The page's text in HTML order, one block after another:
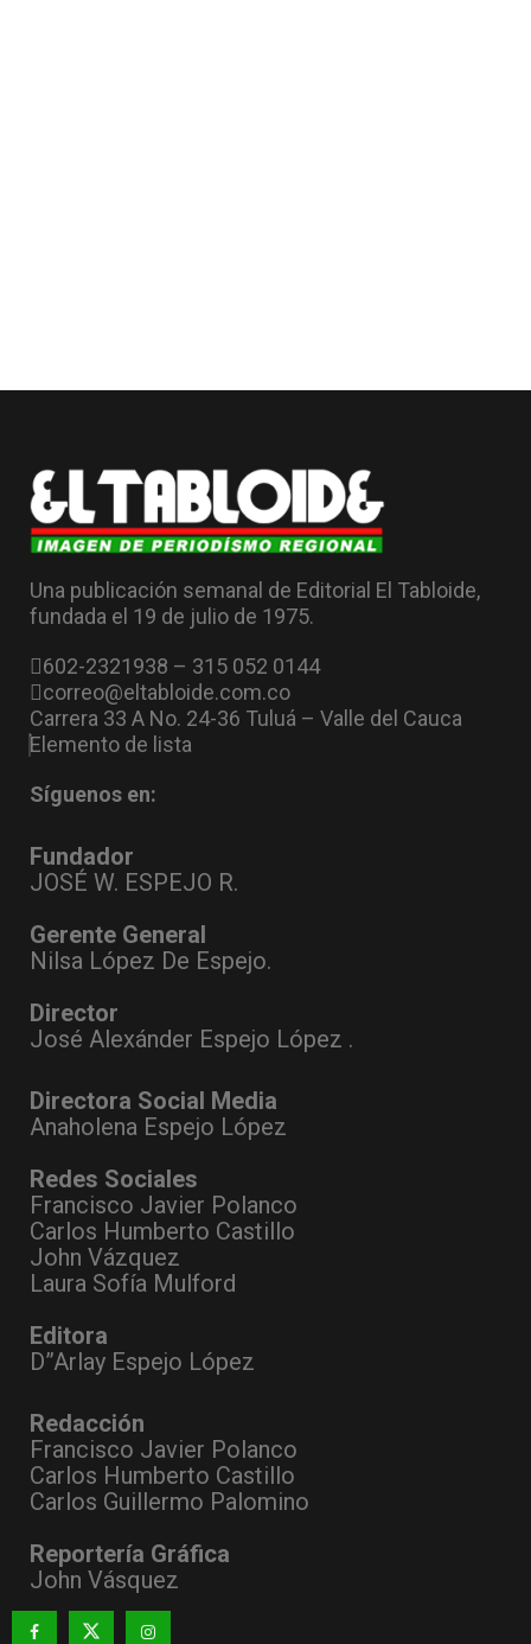
Una publicación semanal de Editorial El Tabloide,
fundada el 19 de julio de 1975.
602-2321938 – 315 052 0144
correo@eltabloide.com.co
Carrera 33 A No. 24-36 Tuluá – Valle del Cauca
Elemento de lista
Síguenos en:
Fundador
JOSÉ W. ESPEJO R.
Gerente General
Nilsa López De Espejo.
Director
José Alexánder Espejo López .
Directora Social Media
Anaholena Espejo López
Redes Sociales
Francisco Javier Polanco
Carlos Humberto Castillo
John Vázquez
Laura Sofía Mulford
Editora
D”Arlay Espejo López
Redacción
Francisco Javier Polanco
Carlos Humberto Castillo
Carlos Guillermo Palomino
Reportería Gráfica
John Vásquez